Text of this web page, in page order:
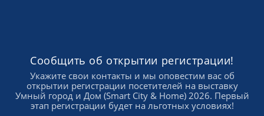
Сообщить об открытии регистрации!
Укажите свои контакты и мы оповестим вас об
открытии регистрации посетителей на выставку
Умный город и Дом (Smart City & Home) 2026. Первый
этап регистрации будет на льготных условиях!